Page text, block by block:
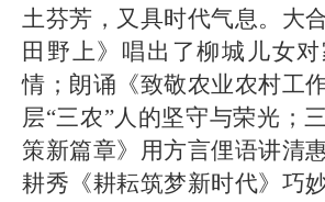
土芬芳，又具时代气息。大
田野上》唱出了柳城儿女
情；朗诵《致敬农业农村工
层“三农”人的坚守与荣光；
策新篇章》用方言俚语讲清
耕秀《耕耘筑梦新时代》巧